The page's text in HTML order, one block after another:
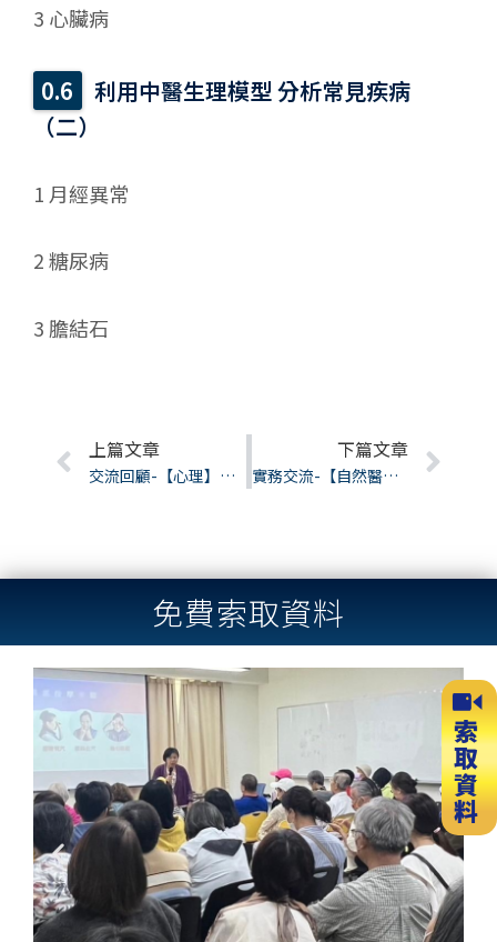
3 心臟病
利用中醫生理模型 分析常見疾病
（二）
1 月經異常
2 糖尿病
3 膽結石
Prev
上篇文章
交流回顧-【心理】快樂心理學之PERMA模型
下篇文章
實務交流-【自然醫學】找回自己的自癒力-王怡菱
免費索取資料
Previous
slide
Next
slide